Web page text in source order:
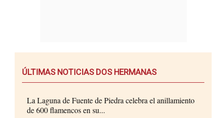
ÚLTIMAS NOTICIAS DOS HERMANAS
La Laguna de Fuente de Piedra celebra el anillamiento
de 600 flamencos en su...